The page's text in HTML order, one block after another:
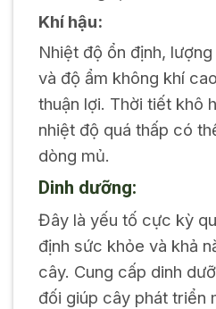
Khí hậu:
Nhiệt độ ổn định,
và độ ẩm không khí
thuận lợi. Thời tiết khô
nhiệt độ quá thấp có
dòng mủ.
Dinh dưỡng:
Đây là yếu tố cực kỳ
định sức khỏe và khả
cây. Cung cấp dinh
đối giúp cây phát triển